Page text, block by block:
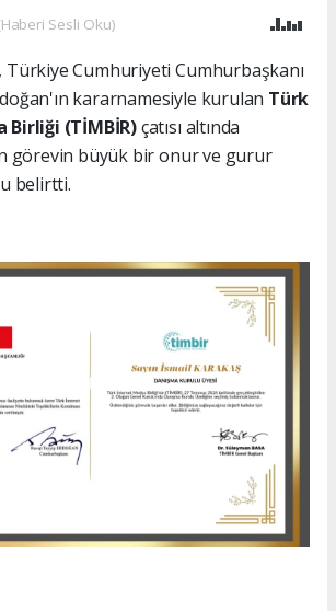
Sesli Oku)
Türkiye Cumhuriyeti Cumhurbaşkanı
kararnamesiyle kurulan Türk
(TİMBİR)çatısı altında
görevin büyük bir onur ve gurur
belirtti.